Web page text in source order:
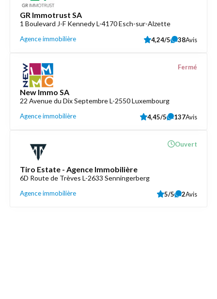
GR Immotrust SA
1 Boulevard J-F Kennedy L-4170 Esch-sur-Alzette
Agence immobilière 4,24/5 38Avis
New Immo SA
22 Avenue du Dix Septembre L-2550 Luxembourg
Agence immobilière
Fermé
4,45/5 137Avis
Tiro Estate - Agence Immobilière
6D Route de Trèves L-2633 Senningerberg
Agence immobilière
Ouvert
5/5 2Avis